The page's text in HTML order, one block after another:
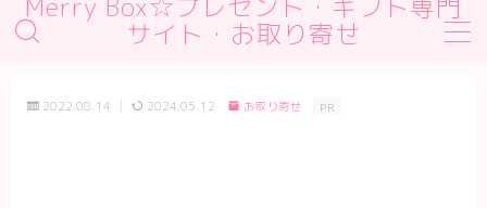
サイト・お取り寄せ
デモプリセット記事 #1
2022.08.14 2024.05.12 お取り寄せ PR